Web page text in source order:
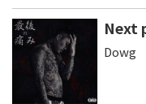
Next
Dowg